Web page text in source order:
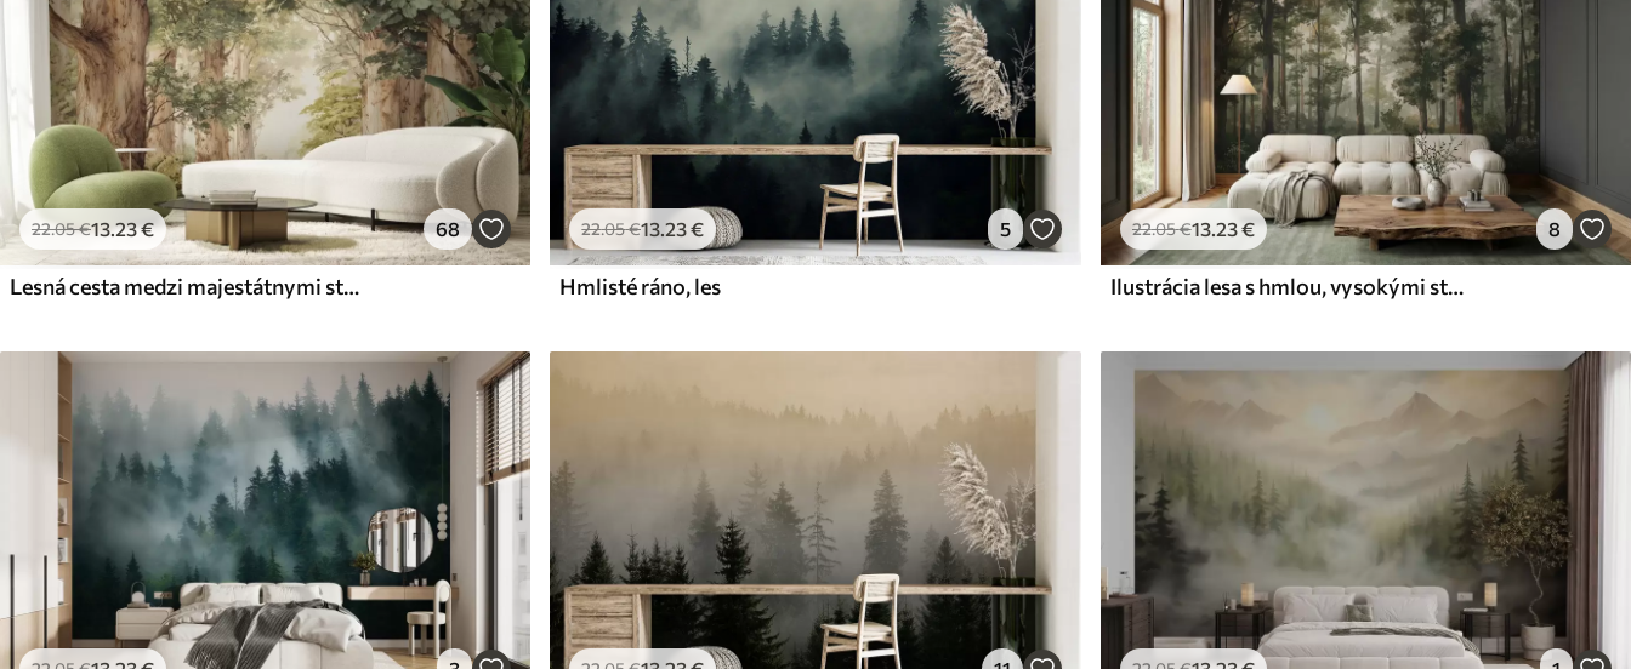
22.05€13.23€ 68
Lesná cesta medzi majestátnymi stromami v akvarelovom štýle
22.05€13.23€ 5
Hmlisté ráno, les
22.05€13.23€ 8
Ilustrácia lesa s hmlou, vysokými stromami a cestičkou